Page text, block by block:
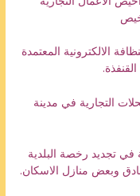
الالكترونية المعتمدة
التجارية في مدينة
في تجديد رخصة البلدية
وبعض منازل الاسكان.